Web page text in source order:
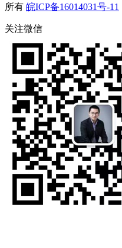
所有 皖ICP备16014031号-11
关注微信